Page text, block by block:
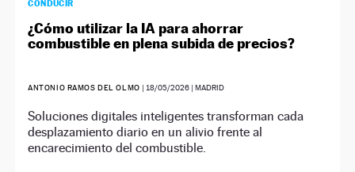
CONDUCIR
¿Cómo utilizar la IA para ahorrar
combustible en plena subida de precios?
ANTONIO RAMOS DEL OLMO | 18/05/2026| MADRID
Soluciones digitales inteligentes transforman cada
desplazamiento diario en un alivio frente al
encarecimiento del combustible.